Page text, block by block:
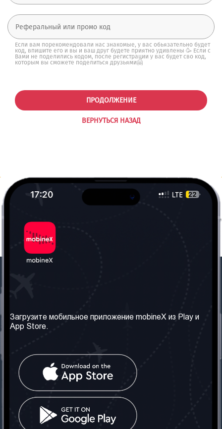
Если вам порекомендовали нас знакомые, у вас обьязательно будет
код, впишите его и вы и ваш друг будете приятно удивлены 🥳 Если с
Вами не поделились кодом, после регистрации у вас будет сво код,
которым вы сможете поделиться друзьями🤗
ВЕРНУТЬСЯ НАЗАД
ПРОДОЛЖЕНИЕ
Наши сервисы
Правила и Условия
Часто задаваемые
вопросы
Контакт
Грузия: Тбилиси
Телефон: +442030340050
Социальные сети
Загрузите мобильное приложение mobineX из Play и
App Store.